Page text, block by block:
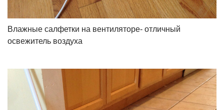
Влажные салфетки на вентиляторе- отличный
освежитель воздуха